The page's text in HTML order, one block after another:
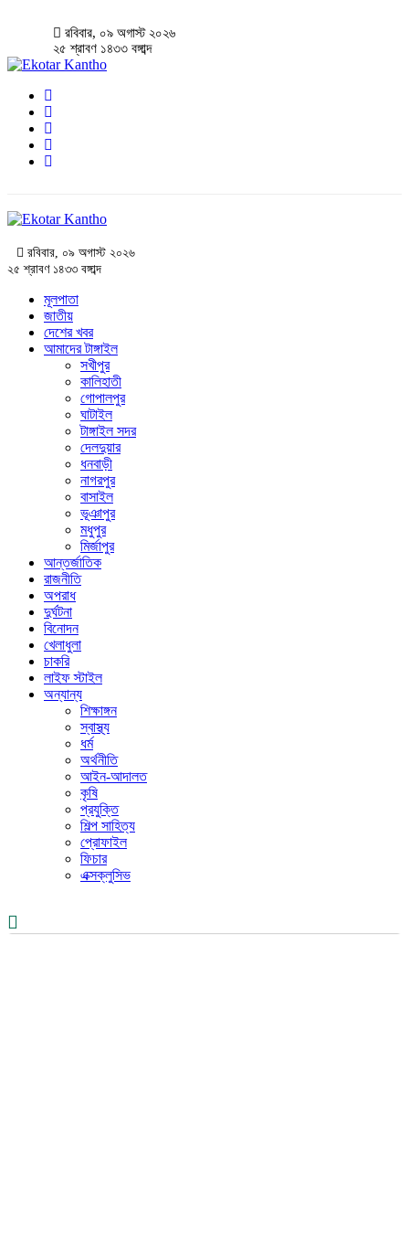
রবিবার, ০৯ অগাস্ট ২০২৬
২৫ শ্রাবণ ১৪৩৩ বঙ্গাব্দ
রবিবার, ০৯ অগাস্ট ২০২৬
২৫ শ্রাবণ ১৪৩৩ বঙ্গাব্দ
মূলপাতা
জাতীয়
দেশের খবর
আমাদের টাঙ্গাইল
সখীপুর
কালিহাতী
গোপালপুর
ঘাটাইল
টাঙ্গাইল সদর
দেলদুয়ার
ধনবাড়ী
নাগরপুর
বাসাইল
ভূঞাপুর
মধুপুর
মির্জাপুর
আন্তর্জাতিক
রাজনীতি
অপরাধ
দুর্ঘটনা
বিনোদন
খেলাধুলা
চাকরি
লাইফ স্টাইল
অন্যান্য
শিক্ষাঙ্গন
স্বাস্থ্য
ধর্ম
অর্থনীতি
আইন-আদালত
কৃষি
প্রযুক্তি
শিল্প সাহিত্য
প্রোফাইল
ফিচার
এক্সক্লুসিভ